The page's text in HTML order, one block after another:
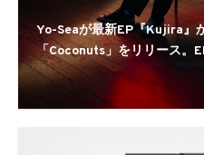
Yo-Seaが最新EP『Kujira』
「Coconuts」をリリース。
ンスタライブも